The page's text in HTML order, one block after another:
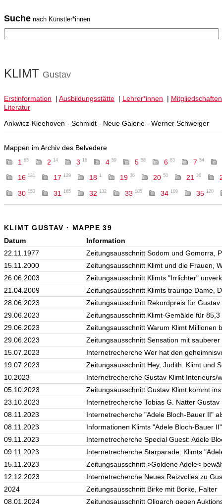
Suche nach Künstler*innen
KLIMT Gustav
Erstinformation | Ausbildungsstätte | Lehrer*innen | Mitgliedschaften
Literatur
Ankwicz-Kleehoven - Schmidt - Neue Galerie - Werner Schweiger
Mappen im Archiv des Belvedere
1
65 2 14 3 16 4 59 5 58 6 83 7 54
16 131 17 129 18 1 19 36 20 50 21 36
30 153 31 165 32 132 33 105 34 109 35 120
KLIMT GUSTAV · MAPPE 39
Datum
Information
22.11.1977
Zeitungsausschnitt Sodom und Gomorra,
15.11.2000
Zeitungsausschnitt Klimt und die Frauen,
26.06.2003
Zeitungsausschnitt Klimts "Irrlichter"
21.04.2009
Zeitungsausschnitt Klimts traurige Dame,
28.06.2023
Zeitungsausschnitt Rekordpreis für
29.06.2023
Zeitungsausschnitt Klimt-Gemälde für
29.06.2023
Zeitungsausschnitt Warum Klimt Millionen
29.06.2023
Zeitungsausschnitt Sensation mit
15.07.2023
Internetrecherche Wer hat den
19.07.2023
Zeitungsausschnitt Hey, Judith. Klimt und
10.2023
Internetrecherche Gustav Klimt Interieurs/
05.10.2023
Zeitungsausschnitt Gustav Klimt kommt
23.10.2023
Internetrecherche Tobias G. Natter
08.11.2023
Internetrecherche "Adele Bloch-Bauer II"
08.11.2023
Informationen Klimts "Adele Bloch-Bauer
09.11.2023
Internetrecherche Special Guest: Adele
09.11.2023
Internetrecherche Starparade: Klimts
15.11.2023
Zeitungsausschnitt >Goldene Adele<
12.12.2023
Internetrecherche Neues Reizvolles zu
2024
Zeitungsausschnitt Birke mit Borke, Falter
08.01.2024
Zeitungsausschnitt Oligarch gegen